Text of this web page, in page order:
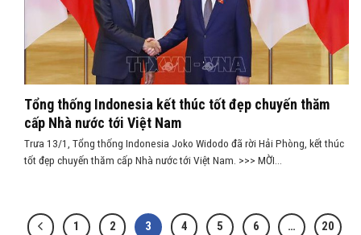
Tổng thống Indonesia kết thúc tốt đẹp chuyến thăm
cấp Nhà nước tới Việt Nam
Trưa 13/1, Tổng thống Indonesia Joko Widodo đã rời Hải Phòng, kết thúc
tốt đẹp chuyến thăm cấp Nhà nước tới Việt Nam. >>> MỜI...
1 2 3 4 5 6 … 20